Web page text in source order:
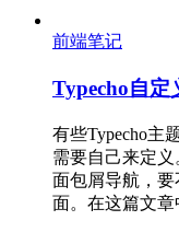
前端笔记
Typecho自定
有些Typecho主
需要自己来定
面包屑导航，
面。在这篇文